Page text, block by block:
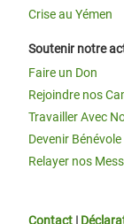
Crise au Yémen
Soutenir notre
Faire un Don
Rejoindre nos
Travailler Avec
Devenir Bénévole
Relayer nos
Contact |